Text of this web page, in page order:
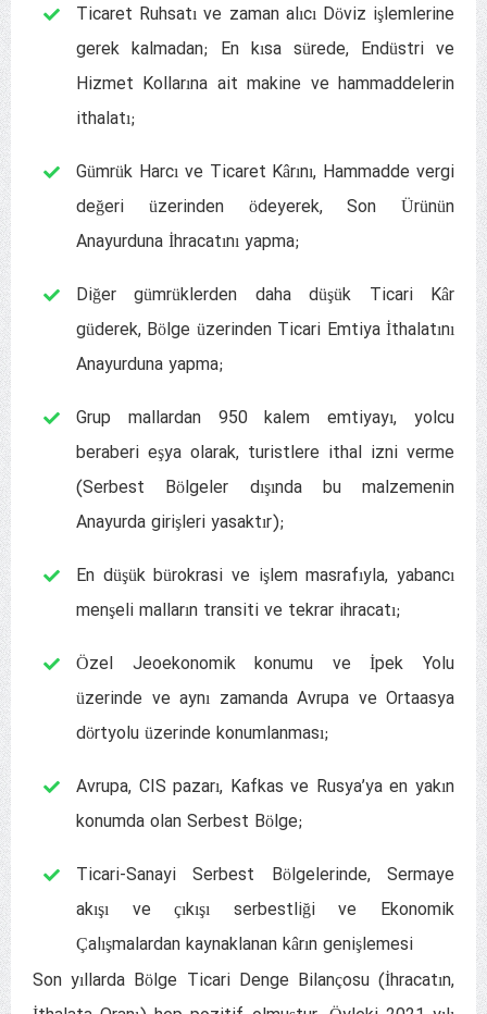
Ticaret Ruhsatı ve zaman alıcı Döviz işlemlerine
gerek kalmadan; En kısa sürede, Endüstri ve
Hizmet Kollarına ait makine ve hammaddelerin
ithalatı;
Gümrük Harcı ve Ticaret Kârını, Hammadde vergi
değeri üzerinden ödeyerek, Son Ürünün
Anayurduna İhracatını yapma;
Diğer gümrüklerden daha düşük Ticari Kâr
güderek, Bölge üzerinden Ticari Emtiya İthalatını
Anayurduna yapma;
Grup mallardan 950 kalem emtiyayı, yolcu
beraberi eşya olarak, turistlere ithal izni verme
(Serbest Bölgeler dışında bu malzemenin
Anayurda girişleri yasaktır);
En düşük bürokrasi ve işlem masrafıyla, yabancı
menşeli malların transiti ve tekrar ihracatı;
Özel Jeoekonomik konumu ve İpek Yolu
üzerinde ve aynı zamanda Avrupa ve Ortaasya
dörtyolu üzerinde konumlanması;
Avrupa, CIS pazarı, Kafkas ve Rusya’ya en yakın
konumda olan Serbest Bölge;
Ticari-Sanayi Serbest Bölgelerinde, Sermaye
akışı ve çıkışı serbestliği ve Ekonomik
Çalışmalardan kaynaklanan kârın genişlemesi
Son yıllarda Bölge Ticari Denge Bilançosu (İhracatın,